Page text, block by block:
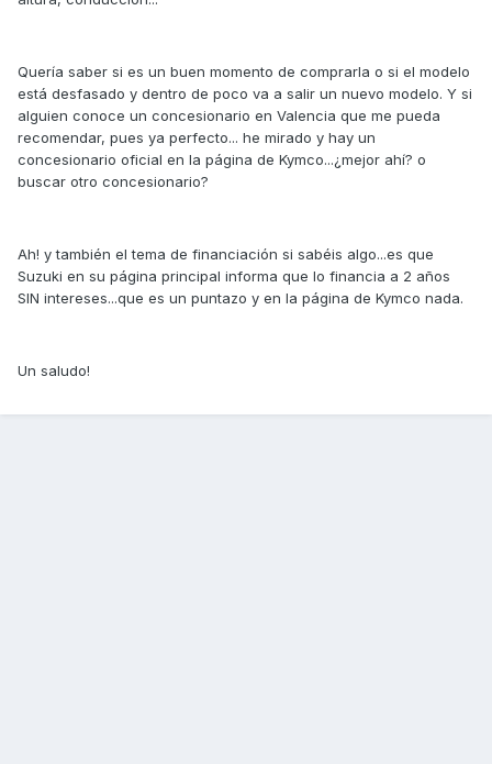
Quería saber si es un buen momento de comprarla o si el modelo
está desfasado y dentro de poco va a salir un nuevo modelo. Y si
alguien conoce un concesionario en Valencia que me pueda
recomendar, pues ya perfecto... he mirado y hay un
concesionario oficial en la página de Kymco...¿mejor ahí? o
buscar otro concesionario?
Ah! y también el tema de financiación si sabéis algo...es que
Suzuki en su página principal informa que lo financia a 2 años
SIN intereses...que es un puntazo y en la página de Kymco nada.
Un saludo!